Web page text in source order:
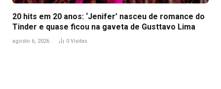
20 hits em 20 anos: ‘Jenifer’ nasceu de romance do
Tinder e quase ficou na gaveta de Gusttavo Lima
agosto 6, 2026 0 Visitas